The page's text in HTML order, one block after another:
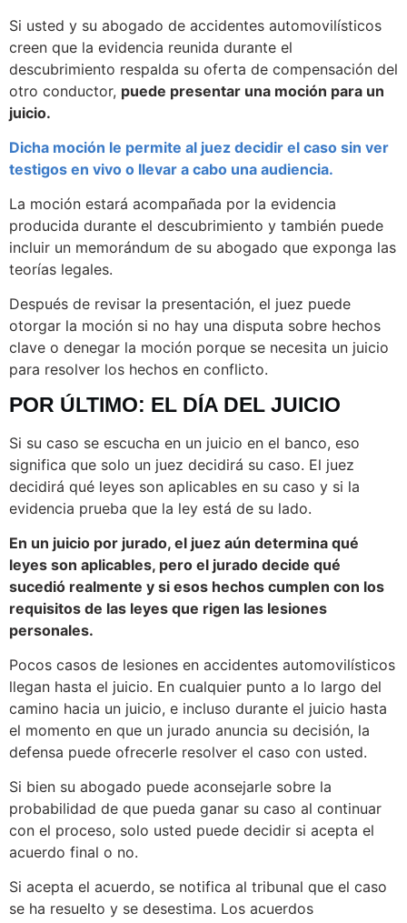
Si usted y su abogado de accidentes automovilísticos
creen que la evidencia reunida durante el
descubrimiento respalda su oferta de compensación del
otro conductor, puede presentar una moción para un
juicio.
Dicha moción le permite al juez decidir el caso sin ver
testigos en vivo o llevar a cabo una audiencia.
La moción estará acompañada por la evidencia
producida durante el descubrimiento y también puede
incluir un memorándum de su abogado que exponga las
teorías legales.
Después de revisar la presentación, el juez puede
otorgar la moción si no hay una disputa sobre hechos
clave o denegar la moción porque se necesita un juicio
para resolver los hechos en conflicto.
POR ÚLTIMO: EL DÍA DEL JUICIO
Si su caso se escucha en un juicio en el banco, eso
significa que solo un juez decidirá su caso. El juez
decidirá qué leyes son aplicables en su caso y si la
evidencia prueba que la ley está de su lado.
En un juicio por jurado, el juez aún determina qué
leyes son aplicables, pero el jurado decide qué
sucedió realmente y si esos hechos cumplen con los
requisitos de las leyes que rigen las lesiones
personales.
Pocos casos de lesiones en accidentes automovilísticos
llegan hasta el juicio. En cualquier punto a lo largo del
camino hacia un juicio, e incluso durante el juicio hasta
el momento en que un jurado anuncia su decisión, la
defensa puede ofrecerle resolver el caso con usted.
Si bien su abogado puede aconsejarle sobre la
probabilidad de que pueda ganar su caso al continuar
con el proceso, solo usted puede decidir si acepta el
acuerdo final o no.
Si acepta el acuerdo, se notifica al tribunal que el caso
se ha resuelto y se desestima. Los acuerdos